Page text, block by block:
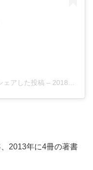
ェアした投稿 – 2018年 6月月23日午前6時42分PDT
2013年に4冊の著書